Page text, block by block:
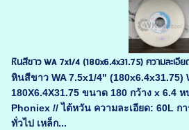
หินสีขาว WA 7x1/4 (180x6.4x31.75) ความละเอี
หินสีขาว WA 7.5x1/4" (180x6.4x31.75)
180X6.4X31.75 ขนาด 180 กว้าง x 6.4
Phoniex // ไต้หวัน ความละเอียด: 60L ก
ทั่วไป เหล็ก...